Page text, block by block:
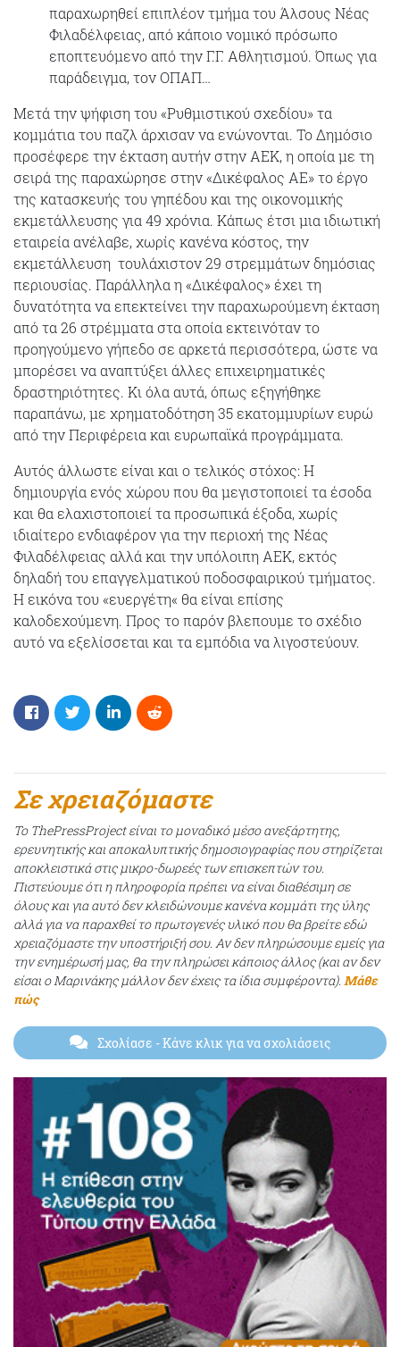
παραχωρηθεί επιπλέον τμήμα του Άλσους Νέας
Φιλαδέλφειας, από κάποιο νομικό πρόσωπο
εποπτευόμενο από την Γ.Γ. Αθλητισμού. Όπως για
παράδειγμα, τον ΟΠΑΠ…
Μετά την ψήφιση του «Ρυθμιστικού σχεδίου» τα
κομμάτια του παζλ άρχισαν να ενώνονται. Το Δημόσιο
προσέφερε την έκταση αυτήν στην ΑΕΚ, η οποία με τη
σειρά της παραχώρησε στην «Δικέφαλος ΑΕ» το έργο
της κατασκευής του γηπέδου και της οικονομικής
εκμετάλλευσης για 49 χρόνια. Κάπως έτσι μια ιδιωτική
εταιρεία ανέλαβε, χωρίς κανένα κόστος, την
εκμετάλλευση τουλάχιστον 29 στρεμμάτων δημόσιας
περιουσίας. Παράλληλα η «Δικέφαλος» έχει τη
δυνατότητα να επεκτείνει την παραχωρούμενη έκταση
από τα 26 στρέμματα στα οποία εκτεινόταν το
προηγούμενο γήπεδο σε αρκετά περισσότερα, ώστε να
μπορέσει να αναπτύξει άλλες επιχειρηματικές
δραστηριότητες. Κι όλα αυτά, όπως εξηγήθηκε
παραπάνω, με χρηματοδότηση 35 εκατομμυρίων ευρώ
από την Περιφέρεια και ευρωπαϊκά προγράμματα.
Αυτός άλλωστε είναι και ο τελικός στόχος: Η
δημιουργία ενός χώρου που θα μεγιστοποιεί τα έσοδα
και θα ελαχιστοποιεί τα προσωπικά έξοδα, χωρίς
ιδιαίτερο ενδιαφέρον για την περιοχή της Νέας
Φιλαδέλφειας αλλά και την υπόλοιπη ΑΕΚ, εκτός
δηλαδή του επαγγελματικού ποδοσφαιρικού τμήματος.
Η εικόνα του «ευεργέτη« θα είναι επίσης
καλοδεχούμενη. Προς το παρόν βλεπουμε το σχέδιο
αυτό να εξελίσσεται και τα εμπόδια να λιγοστεύουν.
Σε χρειαζόμαστε
Το ThePressProject είναι το μοναδικό μέσο ανεξάρτητης,
ερευνητικής και αποκαλυπτικής δημοσιογραφίας που στηρίζεται
αποκλειστικά στις μικρο-δωρεές των επισκεπτών του.
Πιστεύουμε ότι η πληροφορία πρέπει να είναι διαθέσιμη σε
όλους και για αυτό δεν κλειδώνουμε κανένα κομμάτι της ύλης
αλλά για να παραχθεί το πρωτογενές υλικό που θα βρείτε εδώ
χρειαζόμαστε την υποστήριξή σου. Αν δεν πληρώσουμε εμείς για
την ενημέρωσή μας, θα την πληρώσει κάποιος άλλος (και αν δεν
είσαι ο Μαρινάκης μάλλον δεν έχεις τα ίδια συμφέροντα). Μάθε
πώς
Σχολίασε - Κάνε κλικ για να σχολιάσεις